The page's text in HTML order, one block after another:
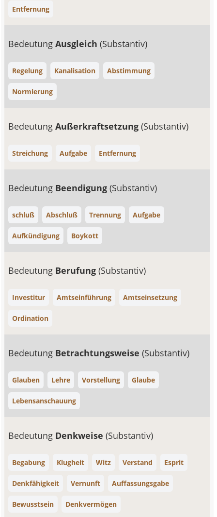
Entfernung
BedeutungAusgleich(Substantiv)
Regelung Kanalisation Abstimmung
Normierung
BedeutungAußerkraftsetzung(Substantiv)
Streichung Aufgabe Entfernung
Bedeutung Beendigung(Substantiv)
schluß Abschluß Trennung Aufgabe
Aufkündigung Boykott
Bedeutung Berufung(Substantiv)
Investitur Amtseinführung Amtseinsetzung
Ordination
Bedeutung Betrachtungsweise(Substantiv)
Glauben Lehre Vorstellung Glaube
Lebensanschauung
Bedeutung Denkweise(Substantiv)
Begabung Klugheit Witz Verstand Esprit
Denkfähigkeit Vernunft Auffassungsgabe
Bewusstsein Denkvermögen